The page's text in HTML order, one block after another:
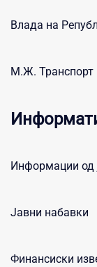
Влада на
М.Ж. Транспорт
Информации од
Јавни набавки
Финансиски